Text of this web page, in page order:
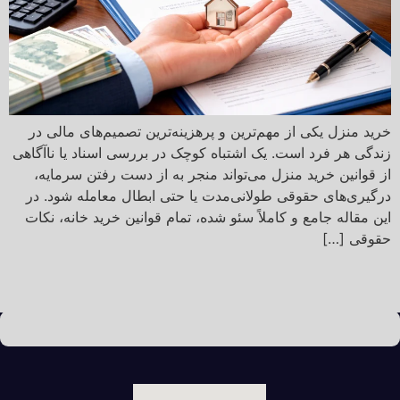
خرید منزل یکی از مهم‌ترین و پرهزینه‌ترین تصمیم‌های مالی در
زندگی هر فرد است. یک اشتباه کوچک در بررسی اسناد یا ناآگاهی
از قوانین خرید منزل می‌تواند منجر به از دست رفتن سرمایه،
درگیری‌های حقوقی طولانی‌مدت یا حتی ابطال معامله شود. در
این مقاله جامع و کاملاً سئو شده، تمام قوانین خرید خانه، نکات
حقوقی […]